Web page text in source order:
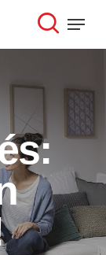
search
Menu
Close